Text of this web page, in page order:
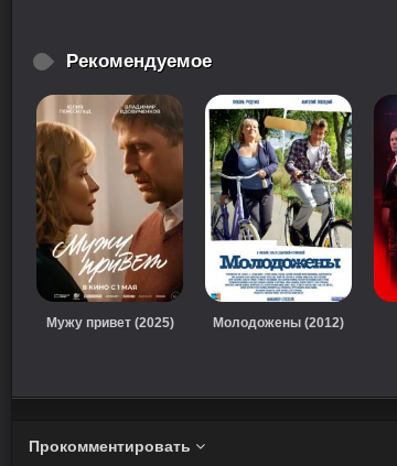
Рекомендуемое
Мужу привет (2025) Молодожены (2012)
Прокомментировать